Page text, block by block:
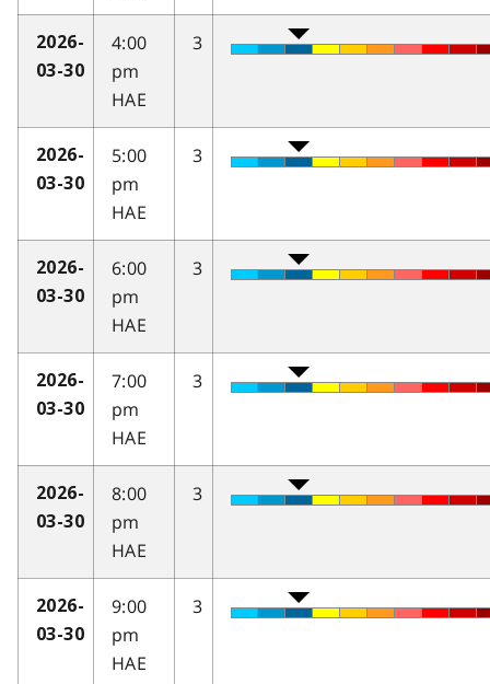
2026-
03-30
4:00
pm
HAE
3
2026-
03-30
5:00
pm
HAE
3
2026-
03-30
6:00
pm
HAE
3
2026-
03-30
7:00
pm
HAE
3
2026-
03-30
8:00
pm
HAE
3
2026-
03-30
9:00
pm
HAE
3